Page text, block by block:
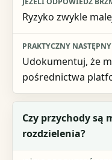
Ryzyko zwykle
Udokumentuj, że
pośrednictwa
Czy przychody są
rozdzielenia?